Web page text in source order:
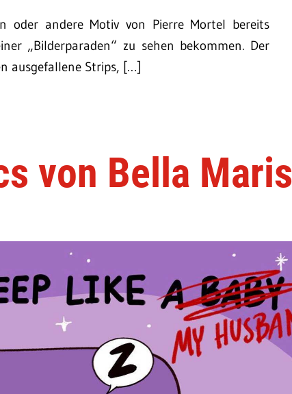
oder andere Motiv von Pierre Mortel bereits
„Bilderparaden“ zu sehen bekommen. Der
ausgefallene Strips, […]
von Bella Maris